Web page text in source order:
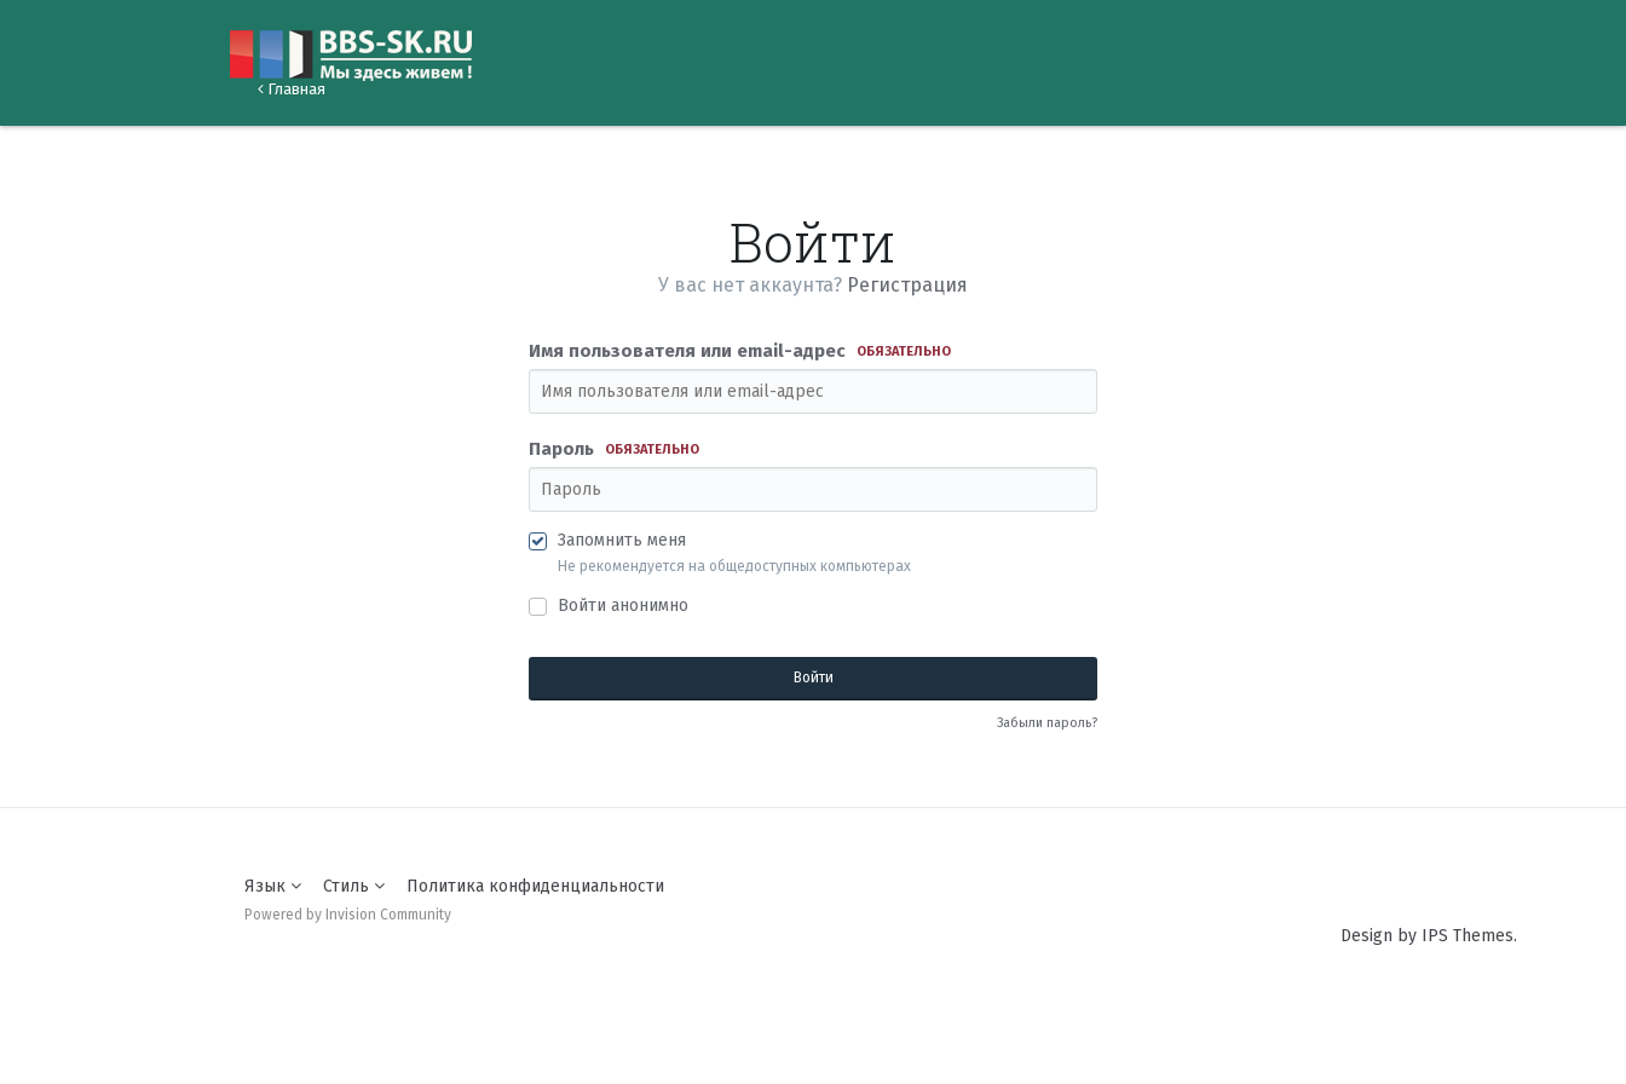
Главная
Войти
У вас нет аккаунта? Регистрация
Имя пользователя или email-адрес ОБЯЗАТЕЛЬНО
Пароль ОБЯЗАТЕЛЬНО
Запомнить меня
Не рекомендуется на общедоступных компьютерах
Войти анонимно
Войти
Забыли пароль?
Язык Стиль Политика конфиденциальности
Powered by Invision Community
Design by IPS Themes.